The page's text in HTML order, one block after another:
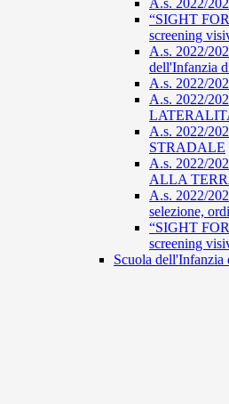
A.s. 2022/
“SIGHT
screening
A.s. 2022/
dell'Infanzia
A.s. 2022/
A.s. 2022/
A.s. 2022/
STRADALE
A.s. 2022/
ALLA
A.s. 2022/
selezione,
“SIGHT
screening
Scuola dell'Infanzia